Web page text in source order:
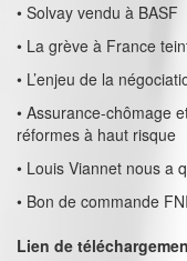
• Solvay vendu à BASF
• La grève à France
• L’enjeu de la
• Assurance-chômage
réformes à haut risque
• Louis Viannet nous a
• Bon de commande
Lien de